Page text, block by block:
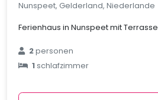
Nunspeet, Gelderland, Niederlande
Ferienhaus in Nunspeet mit Terrasse
2personen
1schlafzimmer